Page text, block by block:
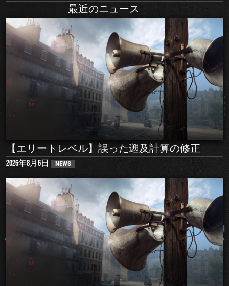
最近のニュース
【エリートレベル】誤った遡及計算の修正
2026年8月6日 NEWS